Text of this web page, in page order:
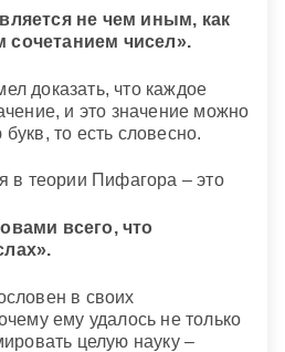
не чем иным, как
чисел».
доказать, что каждое
и это значение можно
то есть словесно.
в теории Пифагора – это
всего, что
в своих
ему удалось не только
целую науку –